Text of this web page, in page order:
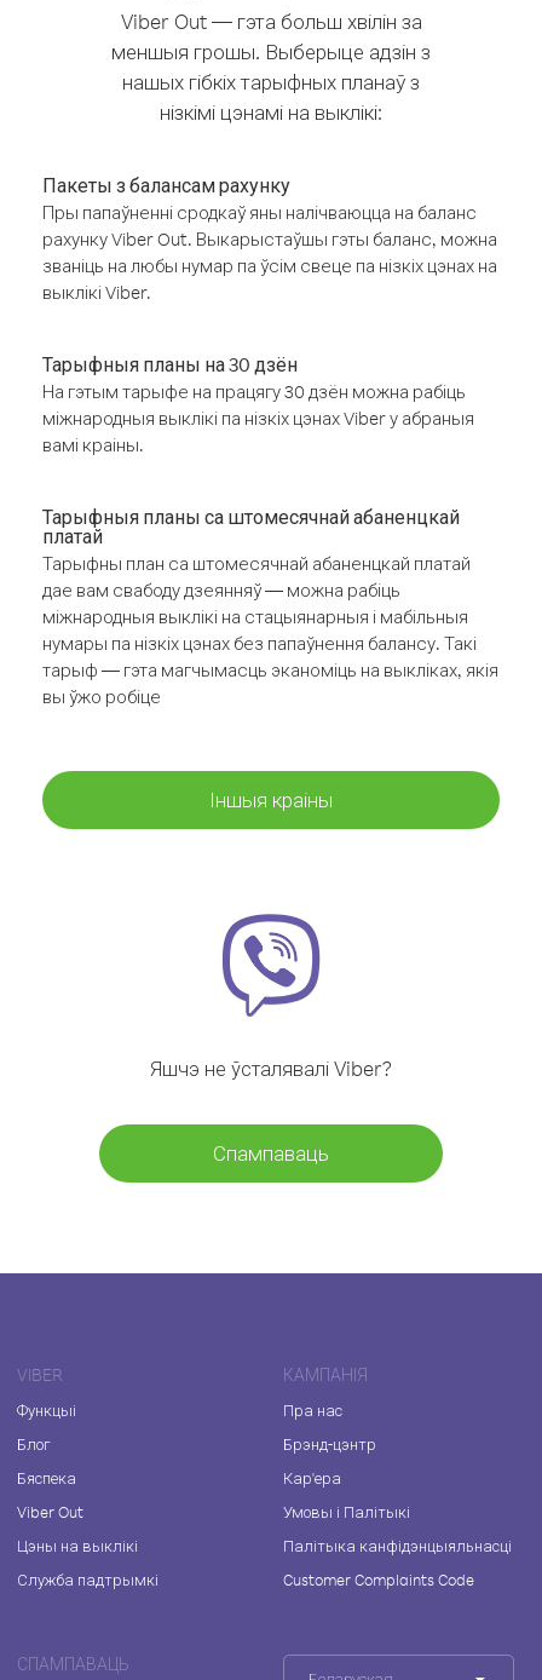
Viber Out — гэта больш хвілін за
меншыя грошы. Выберыце адзін з
нашых гібкіх тарыфных планаў з
нізкімі цэнамі на выклікі:
Пакеты з балансам рахунку
Пры папаўненні сродкаў яны налічваюцца на баланс
рахунку Viber Out. Выкарыстаўшы гэты баланс, можна
званіць на любы нумар па ўсім свеце па нізкіх цэнах на
выклікі Viber.
Тарыфныя планы на 30 дзён
На гэтым тарыфе на працягу 30 дзён можна рабіць
міжнародныя выклікі па нізкіх цэнах Viber у абраныя
вамі краіны.
Тарыфныя планы са штомесячнай абаненцкай
платай
Тарыфны план са штомесячнай абаненцкай платай
дае вам свабоду дзеянняў — можна рабіць
міжнародныя выклікі на стацыянарныя і мабільныя
нумары па нізкіх цэнах без папаўнення балансу. Такі
тарыф — гэта магчымасць эканоміць на выкліках, якія
вы ўжо робіце
Іншыя краіны
Яшчэ не ўсталявалі Viber?
Спампаваць
VIBER
Функцыі
Блог
Бяспека
Viber Out
Цэны на выклікі
Служба падтрымкі
КАМПАНІЯ
Пра нас
Брэнд-цэнтр
Кар'ера
Умовы і Палітыкі
Палітыка канфідэнцыяльнасці
Customer Complaints Code
СПАМПАВАЦЬ